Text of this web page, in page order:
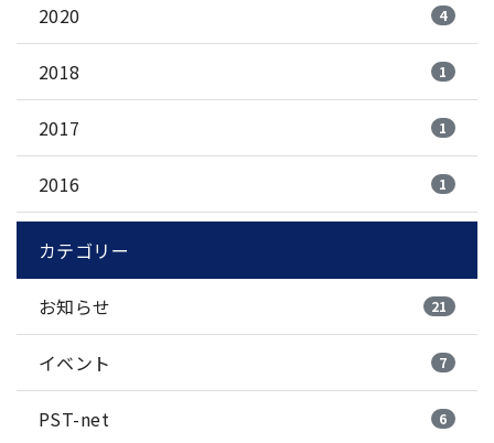
2020 4
2018 1
2017 1
2016 1
カテゴリー
お知らせ 21
イベント 7
PST-net 6